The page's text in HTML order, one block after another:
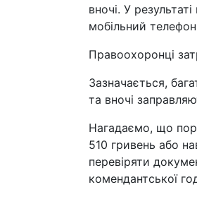
вночі. У
мобільний
Правоохоронці
Зазначається,
та вночі
Нагадаємо, що
510 гривень або
перевіряти
комендантської